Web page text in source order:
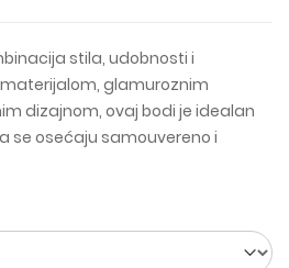
stila, udobnosti i
glamuroznim
dizajnom, ovaj bodi je idealan
se osećaju samouvereno i